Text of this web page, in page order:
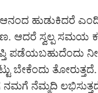
ಆನಂದ ಹುಡುಕಿದರೆ
ಆದರೆ ಸ್ವಲ್ಪ ಸಮಯ
ಪಡೆಯಬಹುದೆಂದು
ಬೇಕೆಂದು
ನೆಮ್ಮದಿ